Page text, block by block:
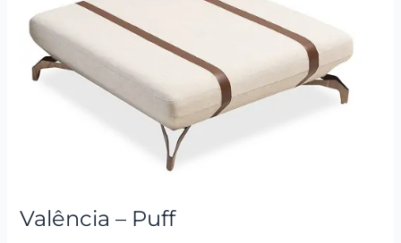
Valência – Puff
Puff